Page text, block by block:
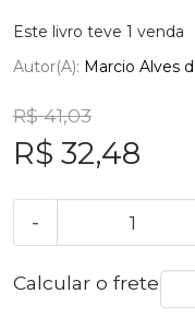
Este livro teve 1 venda
Autor(a): Marcio Alves
R$ 41,03
R$ 32,48
-
Calcular o frete